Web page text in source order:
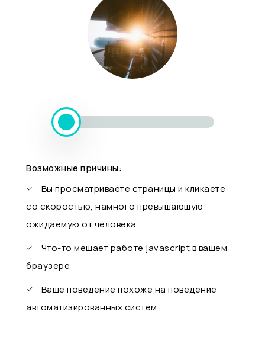
Возможные причины:
Вы просматриваете страницы и кликаете
со скоростью, намного превышающую
ожидаемую от человека
Что-то мешает работе javascript в вашем
браузере
Ваше поведение похоже на поведение
автоматизированных систем